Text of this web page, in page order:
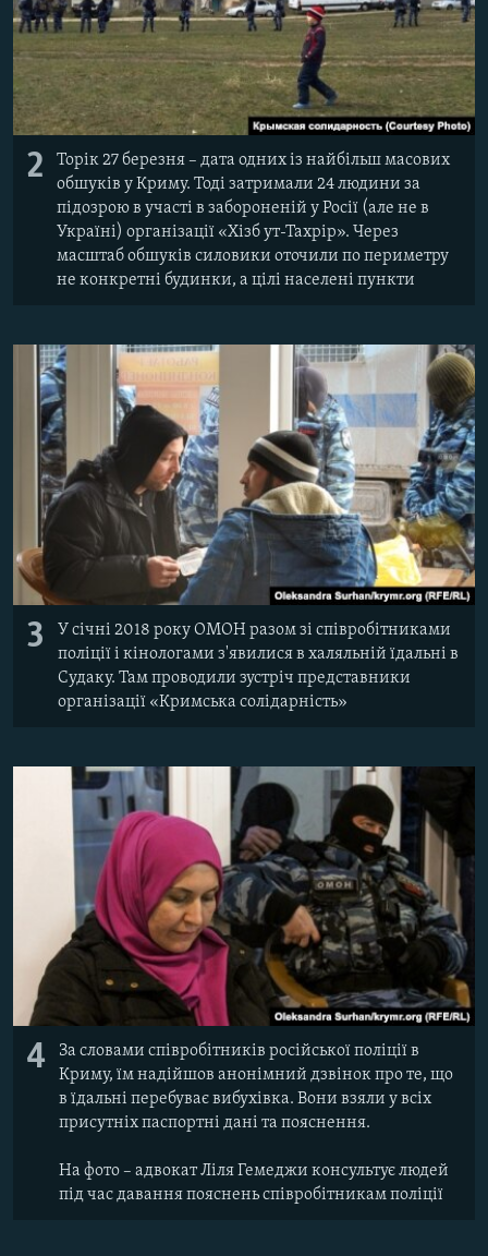
2
Торік 27 березня – дата одних із найбільш масових
обшуків у Криму. Тоді затримали 24 людини за
підозрою в участі в забороненій у Росії (але не в
Україні) організації «Хізб ут-Тахрір». Через
масштаб обшуків силовики оточили по периметру
не конкретні будинки, а цілі населені пункти
3
У січні 2018 року ОМОН разом зі співробітниками
поліції і кінологами з'явилися в халяльній їдальні в
Судаку. Там проводили зустріч представники
організації «Кримська солідарність»
4
За словами співробітників російської поліції в
Криму, їм надійшов анонімний дзвінок про те, що
в їдальні перебуває вибухівка. Вони взяли у всіх
присутніх паспортні дані та пояснення.
На фото – адвокат Ліля Гемеджи консультує людей
під час давання пояснень співробітникам поліції